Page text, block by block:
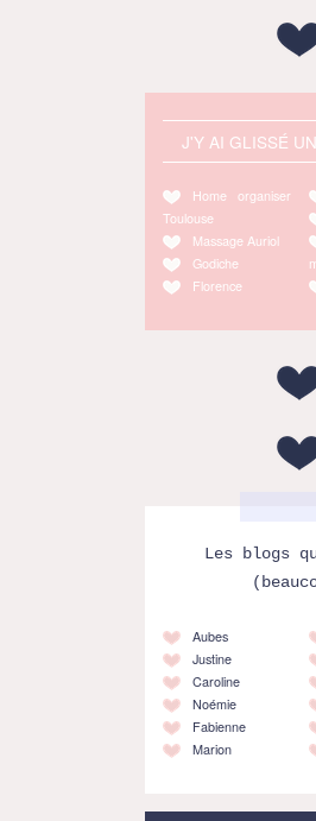
J'Y AI GLISSÉ
Home organiser
Toulouse
Massage Auriol
Godiche
Florence
Les blogs
Aubes
Justine
Caroline
Noémie
Fabienne
Marion